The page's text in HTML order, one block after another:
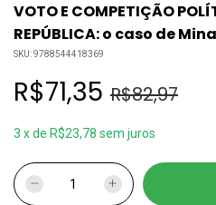
VOTO E COMPETIÇÃO
REPÚBLICA: o caso de
SKU:9788544418369
R$71,35 R$82,97
3 xde R$23,78 sem juros